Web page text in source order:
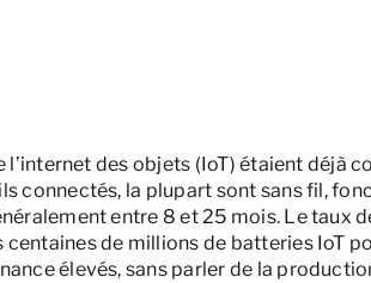
l’internet des objets (IoT) étaient déjà
connectés, la plupart sont sans fil,
entre 8 et 25 mois. Le taux
centaines de millions de batteries IoT
élevés, sans parler de la